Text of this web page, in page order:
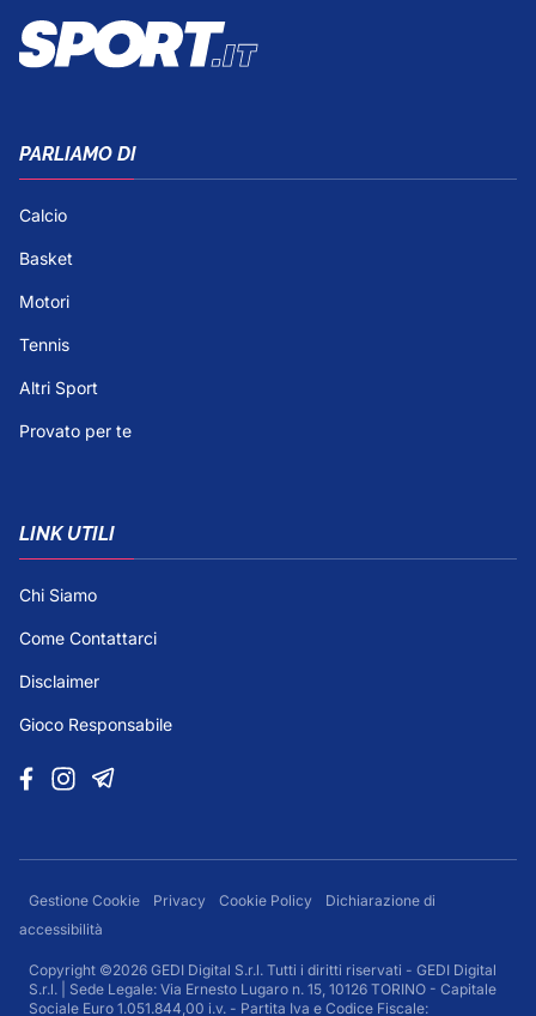
PARLIAMO DI
Calcio
Basket
Motori
Tennis
Altri Sport
Provato per te
LINK UTILI
Chi Siamo
Come Contattarci
Disclaimer
Gioco Responsabile
Gestione Cookie Privacy Cookie Policy
Dichiarazione di
accessibilità
Copyright ©2026 GEDI Digital S.r.l. Tutti i diritti riservati - GEDI Digital
S.r.l. | Sede Legale: Via Ernesto Lugaro n. 15, 10126 TORINO - Capitale
Sociale Euro 1.051.844,00 i.v. - Partita Iva e Codice Fiscale: